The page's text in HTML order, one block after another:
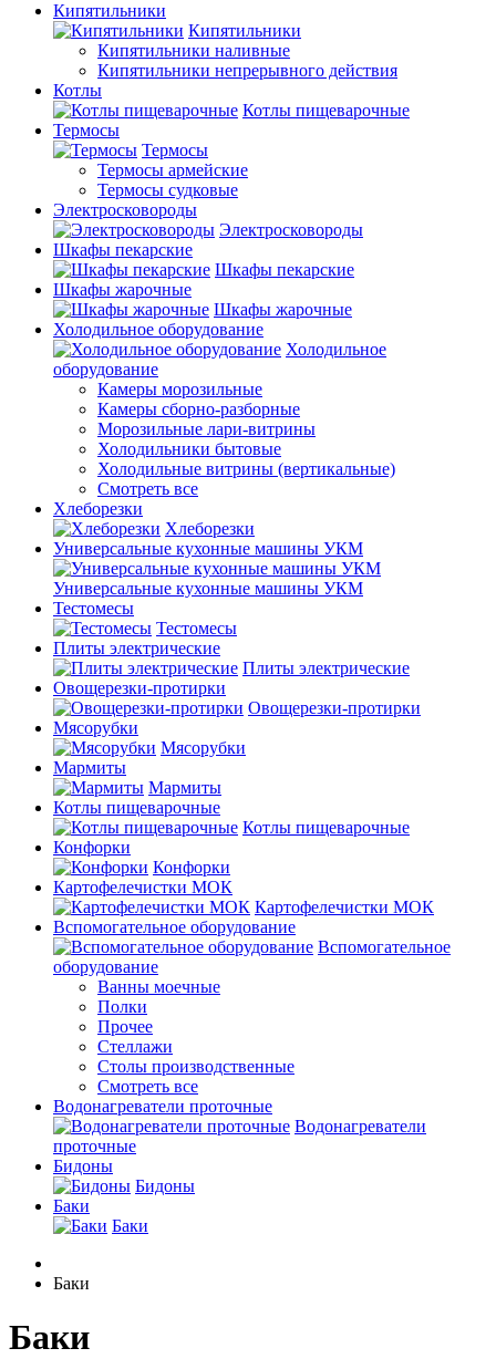
Кипятильники
Кипятильники
Кипятильники наливные
Кипятильники непрерывного действия
Котлы
Котлы пищеварочные
Термосы
Термосы
Термосы армейские
Термосы судковые
Электросковороды
Электросковороды
Шкафы пекарские
Шкафы пекарские
Шкафы жарочные
Шкафы жарочные
Холодильное оборудование
Холодильное
оборудование
Камеры морозильные
Камеры сборно-разборные
Морозильные лари-витрины
Холодильники бытовые
Холодильные витрины (вертикальные)
Смотреть все
Хлеборезки
Хлеборезки
Универсальные кухонные машины УКМ
Универсальные кухонные машины УКМ
Тестомесы
Тестомесы
Плиты электрические
Плиты электрические
Овощерезки-протирки
Овощерезки-протирки
Мясорубки
Мясорубки
Мармиты
Мармиты
Котлы пищеварочные
Котлы пищеварочные
Конфорки
Конфорки
Картофелечистки МОК
Картофелечистки МОК
Вспомогательное оборудование
Вспомогательное
оборудование
Ванны моечные
Полки
Прочее
Стеллажи
Столы производственные
Смотреть все
Водонагреватели проточные
Водонагреватели
проточные
Бидоны
Бидоны
Баки
Баки
Баки
Баки